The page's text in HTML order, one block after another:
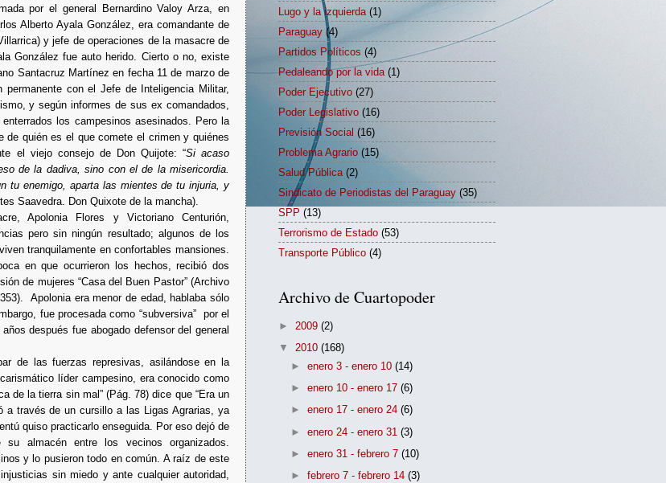
por el general Bernardino Valoy Arza, en
Alberto Ayala González, era comandante de
y jefe de operaciones de la masacre de
González fue auto herido. Cierto o no, existe
Santacruz Martínez en fecha 11 de marzo de
con el Jefe de Inteligencia Militar,
y según informes de sus ex comandados,
los campesinos asesinados. Pero la
de quién es el que comete el crimen y quiénes
el viejo consejo de Don Quijote: “Si acaso
de la dadiva, sino con el de la misericordia.
tu enemigo, aparta las mientes de tu injuria, y
Saavedra. Don Quixote de la mancha).
Apolonia Flores y Victoriano Centurión,
pero sin ningún resultado; algunos de los
tranquilamente en confortables mansiones.
en que ocurrieron los hechos, recibió dos
de mujeres “Casa del Buen Pastor” (Archivo
Apolonia era menor de edad, hablaba sólo
fue procesada como “subversiva” por el
después fue abogado defensor del general
de las fuerzas represivas, asilándose en la
líder campesino, era conocido como
de la tierra sin mal” (Pág. 78) dice que “Era un
a través de un cursillo a las Ligas Agrarias, ya
quiso practicarlo enseguida. Por eso dejó de
almacén entre los vecinos organizados.
y lo pusieron todo en común. A raíz de este
sin miedo y ante cualquier autoridad,
Lugo y la izquierda (1)
Paraguay (4)
Partidos Políticos (4)
Pedaleando por la vida (1)
Poder Ejecutivo (27)
Poder Legislativo (16)
Previsión Social (16)
Problema Agrario (15)
Salud Pública (2)
Sindicato de Periodistas del Paraguay (35)
SPP (13)
Terrorismo de Estado (53)
Transporte Público (4)
Archivo de Cuartopoder
► 2009 (2)
▼ 2010 (168)
►enero 3 - enero 10(14)
►enero 10 - enero 17(6)
►enero 17 - enero 24(6)
►enero 24 - enero 31(3)
►enero 31 - febrero 7(10)
►febrero 7 - febrero 14(3)